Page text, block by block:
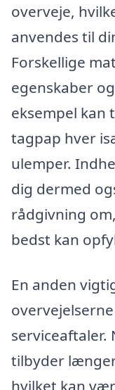
overveje,
anvendes til
Forskellige
egenskaber
eksempel kan
tagpap hver
ulemper.
dig dermed
rådgivning
bedst kan
En anden
serviceaftaler.
tilbyder
hvilket kan